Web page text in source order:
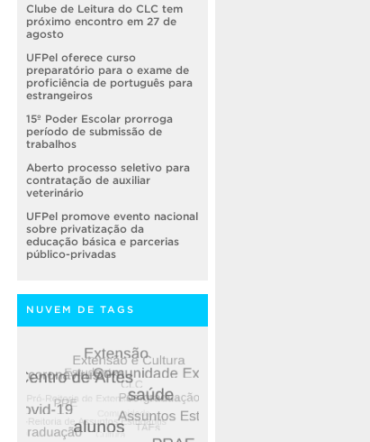
Clube de Leitura do CLC tem
próximo encontro em 27 de
agosto
UFPel oferece curso
preparatório para o exame de
proficiência de português para
estrangeiros
15º Poder Escolar prorroga
período de submissão de
trabalhos
Aberto processo seletivo para
contratação de auxiliar
veterinário
UFPel promove evento nacional
sobre privatização da
educação básica e parcerias
público-privadas
NUVEM DE TAGS